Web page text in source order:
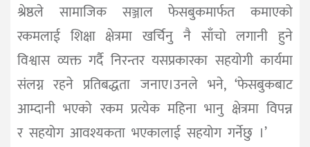
श्रेष्ठले सामाजिक सञ्जाल फेसबुकमार्फत कमाएको
रकमलाई शिक्षा क्षेत्रमा खर्चिनु नै साँचो लगानी हुने
विश्वास व्यक्त गर्दै निरन्तर यसप्रकारका सहयोगी कार्यमा
संलग्न रहने प्रतिबद्धता जनाए।उनले भने, ‘फेसबुकबाट
आम्दानी भएको रकम प्रत्येक महिना भानु क्षेत्रमा विपन्न
र सहयोग आवश्यकता भएकालाई सहयोग गर्नेछु ।’